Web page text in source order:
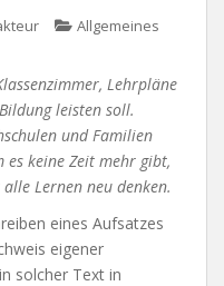
Allgemeines
Lehrpläne
leisten soll.
und Familien
keine Zeit mehr gibt,
Lernen neu denken.
eines Aufsatzes
eigener
solcher Text in